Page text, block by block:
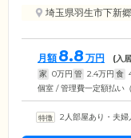
埼玉県羽生市下新
月額 8.8 万円 (入
家 0万円 管 2.4万円 食
個室 / 管理費一定額払い
2人部屋あり・夫婦